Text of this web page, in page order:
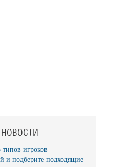
НОВОСТИ
типов игроков —
и подберите подходящие